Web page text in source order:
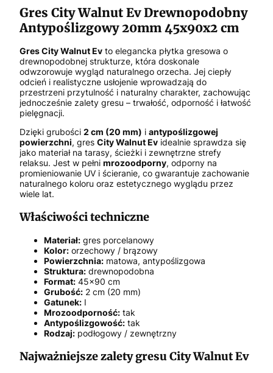
Gres City Walnut Ev Drewnopodobny
Antypoślizgowy 20mm 45x90x2 cm
Gres City Walnut Ev to elegancka płytka gresowa o
drewnopodobnej strukturze, która doskonale
odwzorowuje wygląd naturalnego orzecha. Jej ciepły
odcień i realistyczne usłojenie wprowadzają do
przestrzeni przytulność i naturalny charakter, zachowując
jednocześnie zalety gresu – trwałość, odporność i łatwość
pielęgnacji.
Dzięki grubości 2 cm (20 mm) i antypoślizgowej
powierzchni, gres City Walnut Ev idealnie sprawdza się
jako materiał na tarasy, ścieżki i zewnętrzne strefy
relaksu. Jest w pełni mrozoodporny, odporny na
promieniowanie UV i ścieranie, co gwarantuje zachowanie
naturalnego koloru oraz estetycznego wyglądu przez
wiele lat.
Właściwości techniczne
Materiał: gres porcelanowy
Kolor: orzechowy / brązowy
Powierzchnia: matowa, antypoślizgowa
Struktura: drewnopodobna
Format: 45x90 cm
Grubość: 2 cm (20 mm)
Gatunek: I
Mrozoodporność: tak
Antypoślizgowość: tak
Rodzaj: podłogowy / zewnętrzny
Najważniejsze zalety gresu City Walnut Ev